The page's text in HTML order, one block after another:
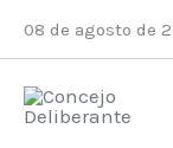
contenido
08 de agosto de